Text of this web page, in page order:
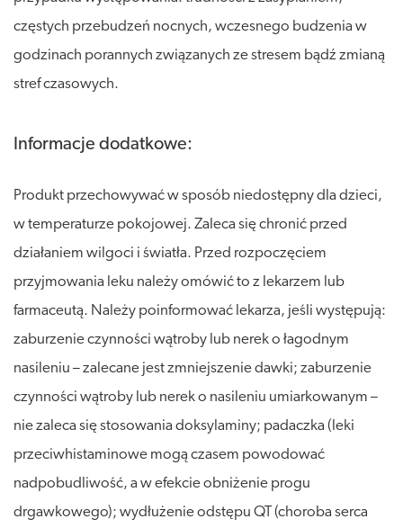
częstych przebudzeń nocnych, wczesnego budzenia w
godzinach porannych związanych ze stresem bądź zmianą
stref czasowych.
Informacje dodatkowe:
Produkt przechowywać w sposób niedostępny dla dzieci,
w temperaturze pokojowej. Zaleca się chronić przed
działaniem wilgoci i światła. Przed rozpoczęciem
przyjmowania leku należy omówić to z lekarzem lub
farmaceutą. Należy poinformować lekarza, jeśli występują:
zaburzenie czynności wątroby lub nerek o łagodnym
nasileniu – zalecane jest zmniejszenie dawki; zaburzenie
czynności wątroby lub nerek o nasileniu umiarkowanym –
nie zaleca się stosowania doksylaminy; padaczka (leki
przeciwhistaminowe mogą czasem powodować
nadpobudliwość, a w efekcie obniżenie progu
drgawkowego); wydłużenie odstępu QT (choroba serca